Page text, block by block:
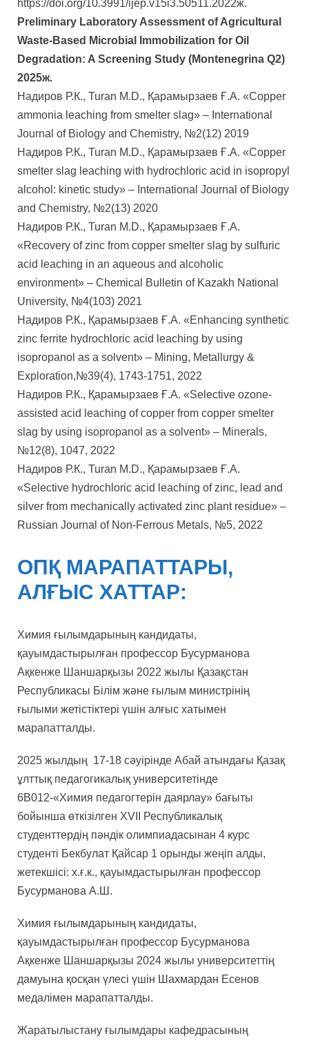
https://doi.org/10.3991/ijep.v15i3.50511.2022ж.
Preliminary Laboratory Assessment of Agricultural
Waste-Based Microbial Immobilization for Oil
Degradation: A Screening Study (Montenegrina Q2)
2025ж.
Надиров Р.К., Turan M.D., Қарамырзаев Ғ.А. «Copper
ammonia leaching from smelter slag» – International
Journal of Biology and Chemistry, №2(12) 2019
Надиров Р.К., Turan M.D., Қарамырзаев Ғ.А. «Copper
smelter slag leaching with hydrochloric acid in isopropyl
alcohol: kinetic study» – International Journal of Biology
and Chemistry, №2(13) 2020
Надиров Р.К., Turan M.D., Қарамырзаев Ғ.А.
«Recovery of zinc from copper smelter slag by sulfuric
acid leaching in an aqueous and alcoholic
environment» – Chemical Bulletin of Kazakh National
University, №4(103) 2021
Надиров Р.К., Қарамырзаев Ғ.А. «Enhancing synthetic
zinc ferrite hydrochloric acid leaching by using
isopropanol as a solvent» – Mining, Metallurgy &
Exploration,№39(4), 1743-1751, 2022
Надиров Р.К., Қарамырзаев Ғ.А. «Selective ozone-
assisted acid leaching of copper from copper smelter
slag by using isopropanol as a solvent» – Minerals,
№12(8), 1047, 2022
Надиров Р.К., Turan M.D., Қарамырзаев Ғ.А.
«Selective hydrochloric acid leaching of zinc, lead and
silver from mechanically activated zinc plant residue» –
Russian Journal of Non-Ferrous Metals, №5, 2022
ОПҚ МАРАПАТТАРЫ,
АЛҒЫС ХАТТАР:
Химия ғылымдарының кандидаты,
қауымдастырылған профессор Бусурманова
Ақкенже Шаншарқызы 2022 жылы Қазақстан
Республикасы Білім және ғылым министрінің
ғылыми жетістіктері үшін алғыс хатымен
марапатталды.
2025 жылдың 17-18 сәуірінде Абай атындағы Қазақ
ұлттық педагогикалық университетінде
6В012-«Химия педагогтерін даярлау» бағыты
бойынша өткізілген XVIІ Республикалық
студенттердің пәндік олимпиадасынан 4 курс
студенті Бекбулат Қайсар 1 орынды жеңіп алды,
жетекшісі: х.ғ.к., қауымдастырылған профессор
Бусурманова А.Ш.
Химия ғылымдарының кандидаты,
қауымдастырылған профессор Бусурманова
Ақкенже Шаншарқызы 2024 жылы университеттің
дамуына қосқан үлесі үшін Шахмардан Есенов
медалімен марапатталды.
Жаратылыстану ғылымдары кафедрасының